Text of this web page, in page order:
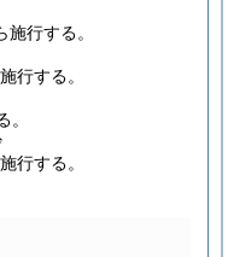
行する。
行する。
。
行する。